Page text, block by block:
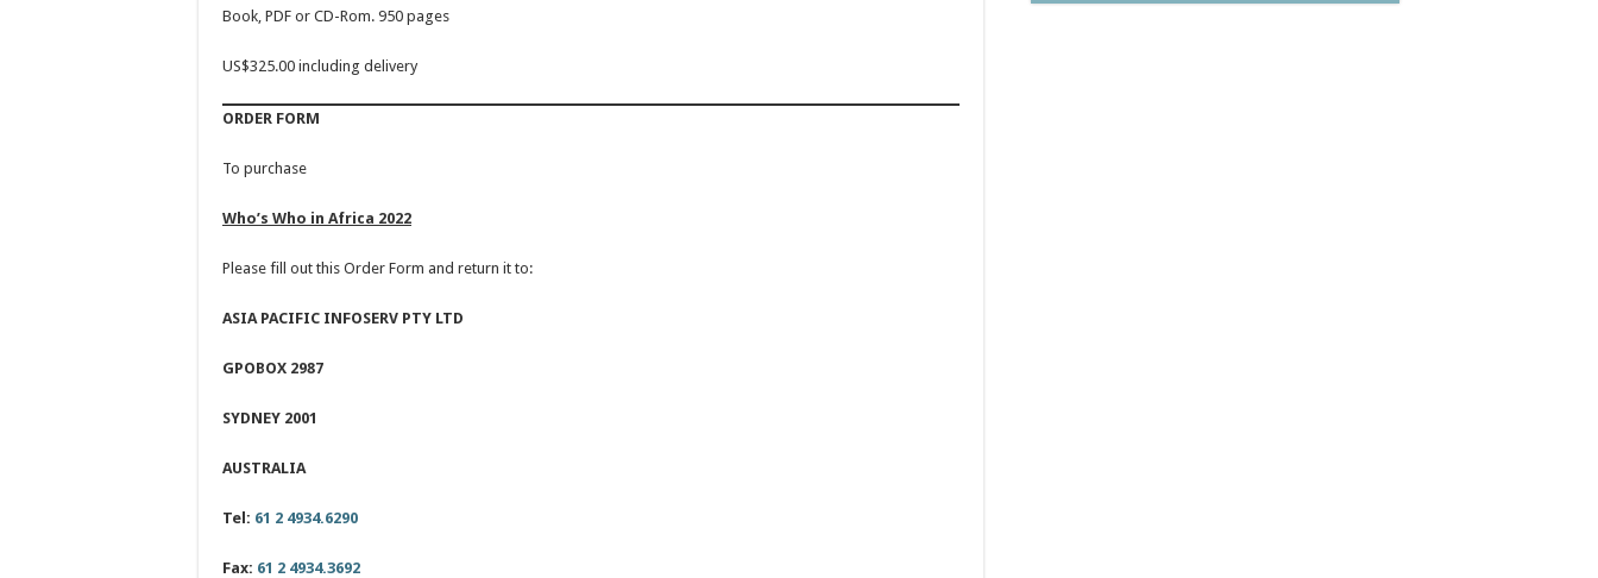
Book, PDF or CD-Rom. 950 pages
US$325.00 including delivery
ORDER FORM
To purchase
Who’s Who in Africa 2022
Please fill out this Order Form and return it to:
ASIA PACIFIC INFOSERV PTY LTD
GPOBOX 2987
SYDNEY 2001
AUSTRALIA
Tel: 61 2 4934.6290
Fax: 61 2 4934.3692